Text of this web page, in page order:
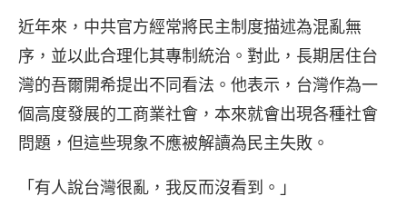
近年來，中共官方經常將民主制度描述為混亂無
序，並以此合理化其專制統治。對此，長期居住台
灣的吾爾開希提出不同看法。他表示，台灣作為一
個高度發展的工商業社會，本來就會出現各種社會
問題，但這些現象不應被解讀為民主失敗。
「有人說台灣很亂，我反而沒看到。」